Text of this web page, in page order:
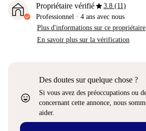
Propriétaire vérifiéstar3.8 (11)
Professionnel · 4 ans avec nous
Plus d'informations sur ce propriétaire
En savoir plus sur la vérification
sentiment_very_satisfied
Des doutes sur quelque chose ?
Si vous avez des préoccupations ou
concernant cette annonce, nous
aider.